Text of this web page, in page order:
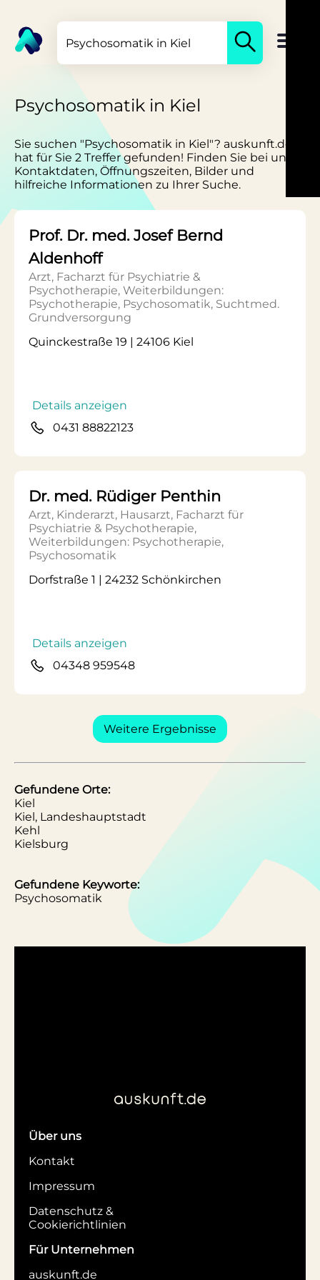
Psychosomatik in Kiel
Sie suchen "Psychosomatik in Kiel"? auskunft.de
hat für Sie 2 Treffer gefunden! Finden Sie bei uns
Kontaktdaten, Öffnungszeiten, Bilder und
hilfreiche Informationen zu Ihrer Suche.
Prof. Dr. med. Josef Bernd
Aldenhoff
Arzt, Facharzt für Psychiatrie &
Psychotherapie, Weiterbildungen:
Psychotherapie, Psychosomatik, Suchtmed.
Grundversorgung
Quinckestraße 19 | 24106 Kiel
Details anzeigen
0431 88822123
Dr. med. Rüdiger Penthin
Arzt, Kinderarzt, Hausarzt, Facharzt für
Psychiatrie & Psychotherapie,
Weiterbildungen: Psychotherapie,
Psychosomatik
Dorfstraße 1 | 24232 Schönkirchen
Details anzeigen
04348 959548
Weitere Ergebnisse
Gefundene Orte:
Kiel
Kiel, Landeshauptstadt
Kehl
Kielsburg
Gefundene Keyworte:
Psychosomatik
Über uns
Kontakt
Impressum
Datenschutz &
Cookierichtlinien
Für Unternehmen
auskunft.de